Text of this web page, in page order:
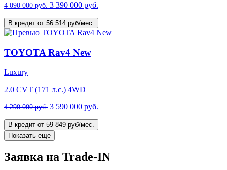
4 090 000 руб. 3 390 000 руб.
В кредит от 56 514 руб/мес.
TOYOTA Rav4 New
Luxury
2.0 CVT (171 л.с.) 4WD
4 290 000 руб. 3 590 000 руб.
В кредит от 59 849 руб/мес.
Показать еще
Заявка на Trade-IN